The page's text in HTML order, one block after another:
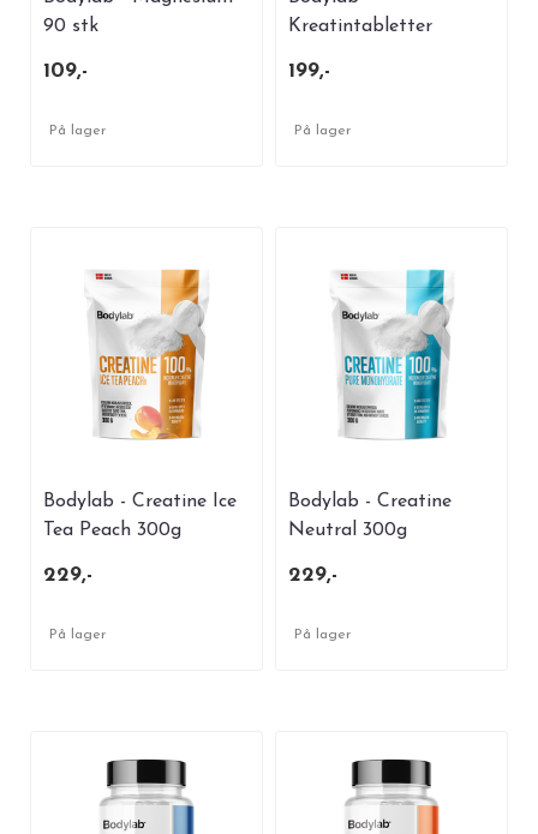
90 stk
109,-
På lager
Kreatintabletter
199,-
På lager
Bodylab - Creatine Ice
Tea Peach 300g
229,-
På lager
Bodylab - Creatine
Neutral 300g
229,-
På lager